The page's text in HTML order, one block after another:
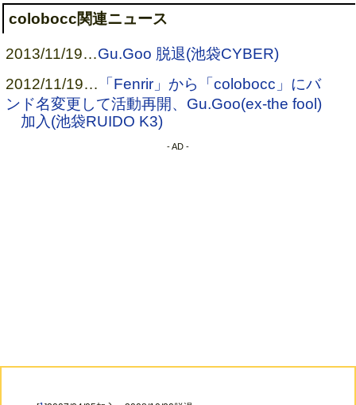
→ Perfume
→PROJECT Eden(紫夜那)、AQUA-
LEAF(kohey)、ウンパァルンパ(KO-HEI)
→ジゴロ(華遊)[1]
→Fenrir(kohey)
PROJECT Eden
colobocc関連ニュース
2013/11/19…Gu.Goo 脱退(池袋CYBER)
2012/11/19… 「Fenrir」から「colobocc」にバ
ンド名変更して活動再開、Gu.Goo(ex-the fool)
加入(池袋RUIDO K3)
- AD -